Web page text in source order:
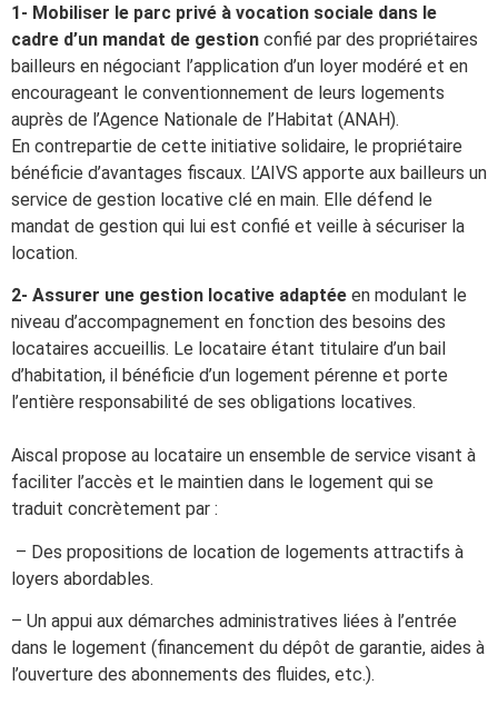
1- Mobiliser le parc privé à vocation sociale dans le
cadre d’un mandat de gestion confié par des propriétaires
bailleurs en négociant l’application d’un loyer modéré et en
encourageant le conventionnement de leurs logements
auprès de l’Agence Nationale de l’Habitat (ANAH).
En contrepartie de cette initiative solidaire, le propriétaire
bénéficie d’avantages fiscaux. L’AIVS apporte aux bailleurs un
service de gestion locative clé en main. Elle défend le
mandat de gestion qui lui est confié et veille à sécuriser la
location.
2- Assurer une gestion locative adaptée en modulant le
niveau d’accompagnement en fonction des besoins des
locataires accueillis. Le locataire étant titulaire d’un bail
d’habitation, il bénéficie d’un logement pérenne et porte
l’entière responsabilité de ses obligations locatives.
Aiscal propose au locataire un ensemble de service visant à
faciliter l’accès et le maintien dans le logement qui se
traduit concrètement par :
– Des propositions de location de logements attractifs à
loyers abordables.
– Un appui aux démarches administratives liées à l’entrée
dans le logement (financement du dépôt de garantie, aides à
l’ouverture des abonnements des fluides, etc.).